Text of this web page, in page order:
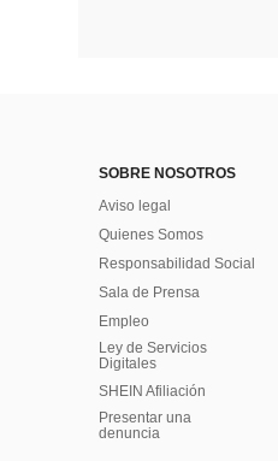
SOBRE NOSOTROS
Aviso legal
Quienes Somos
Responsabilidad Social
Sala de Prensa
Empleo
Ley de Servicios
Digitales
SHEIN Afiliación
Presentar una
denuncia